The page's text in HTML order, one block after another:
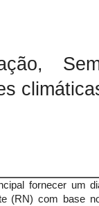
fornecer um
(RN) com base